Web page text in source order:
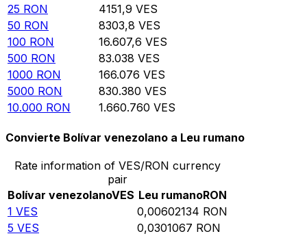
25 RON 4151,9 VES
50 RON 8303,8 VES
100 RON 16.607,6 VES
500 RON 83.038 VES
1000 RON 166.076 VES
5000 RON 830.380 VES
10.000 RON 1.660.760 VES
Convierte Bolívar venezolano a Leu rumano
Rate information of VES/RON currency
pair
Bolívar venezolanoVES Leu rumanoRON
1 VES 0,00602134 RON
5 VES 0,0301067 RON